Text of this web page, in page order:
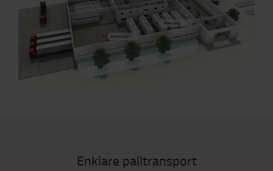
Palltransport
Pallstapling
Enklare palltransport